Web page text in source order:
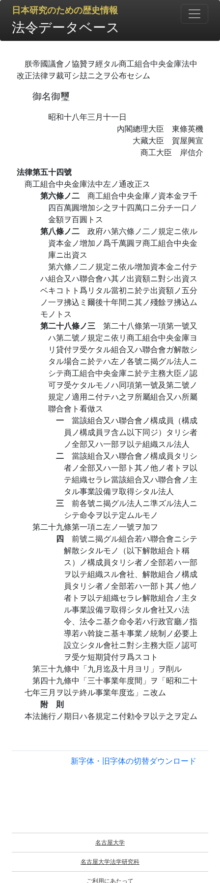
日本研究のための歴史情報
法令データベース
朕帝國議會ノ協贊ヲ經タル商工組合中央金庫法中
改正法律ヲ裁可シ玆ニ之ヲ公布セシム
御名御璽
昭和十八年三月十一日
內閣總理大臣 東條英機
大藏大臣 賀屋興宣
商工大臣 岸信介
法律第五十四號
商工組合中央金庫法中左ノ通改正ス
第六條ノ二 商工組合中央金庫ノ資本金ヲ千
四百萬圓增加シ之ヲ十四萬口ニ分チ一口ノ
金額ヲ百圓トス
第八條ノ二 政府ハ第六條ノ二ノ規定ニ依ル
資本金ノ增加ノ爲千萬圓ヲ商工組合中央金
庫ニ出資ス
第六條ノ二ノ規定ニ依ル增加資本金ニ付テ
ハ組合又ハ聯合會ハ其ノ出資額ニ對シ出資ス
ベキコトト爲リタル當初ニ於テ出資額ノ五分
ノ一ヲ拂込ミ爾後十年間ニ其ノ殘餘ヲ拂込ム
モノトス
第二十八條ノ三 第二十八條第一項第一號又
ハ第二號ノ規定ニ依リ商工組合中央金庫ヨ
リ貸付ヲ受ケタル組合又ハ聯合會ガ解散シ
タル場合ニ於テハ左ノ各號ニ揭グル法人ニ
シテ商工組合中央金庫ニ於テ主務大臣ノ認
可ヲ受ケタルモノハ同項第一號及第二號ノ
規定ノ適用ニ付テハ之ヲ所屬組合又ハ所屬
聯合會ト看做ス
一 當該組合又ハ聯合會ノ構成員（構成
員ノ構成員ヲ含ム以下同ジ）タリシ者
ノ全部又ハ一部ヲ以テ組織スル法人
二 當該組合又ハ聯合會ノ構成員タリシ
者ノ全部又ハ一部ト其ノ他ノ者トヲ以
テ組織セラレ當該組合又ハ聯合會ノ主
タル事業設備ヲ取得シタル法人
三 前各號ニ揭グル法人ニ準ズル法人ニ
シテ命令ヲ以テ定ムルモノ
第二十九條第一項ニ左ノ一號ヲ加フ
四 前號ニ揭グル組合若ハ聯合會ニシテ
解散シタルモノ（以下解散組合ト稱
ス）ノ構成員タリシ者ノ全部若ハ一部
ヲ以テ組織スル會社、解散組合ノ構成
員タリシ者ノ全部若ハ一部ト其ノ他ノ
者トヲ以テ組織セラレ解散組合ノ主タ
ル事業設備ヲ取得シタル會社又ハ法
令、法令ニ基ク命令若ハ行政官廳ノ指
導若ハ斡旋ニ基キ事業ノ統制ノ必要上
設立シタル會社ニ對シ主務大臣ノ認可
ヲ受ケ短期貸付ヲ爲スコト
第三十九條中「九月迄及十月ヨリ」ヲ削ル
第四十九條中「三十事業年度間」ヲ「昭和二十
七年三月ヲ以テ終ル事業年度迄」ニ改ム
附 則
本法施行ノ期日ハ各規定ニ付勅令ヲ以テ之ヲ定ム
新字体・旧字体の切替ダウンロード
名古屋大学
名古屋大学法学研究科
ご利用にあたって